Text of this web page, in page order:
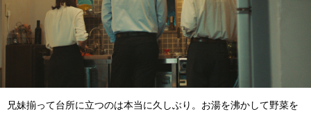
兄妹揃って台所に立つのは本当に久しぶり。お湯を沸かして野菜を